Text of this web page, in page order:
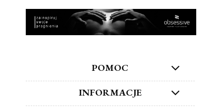
POMOC
INFORMACJE